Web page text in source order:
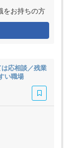
をお持ちの方
応相談／残業
い職場